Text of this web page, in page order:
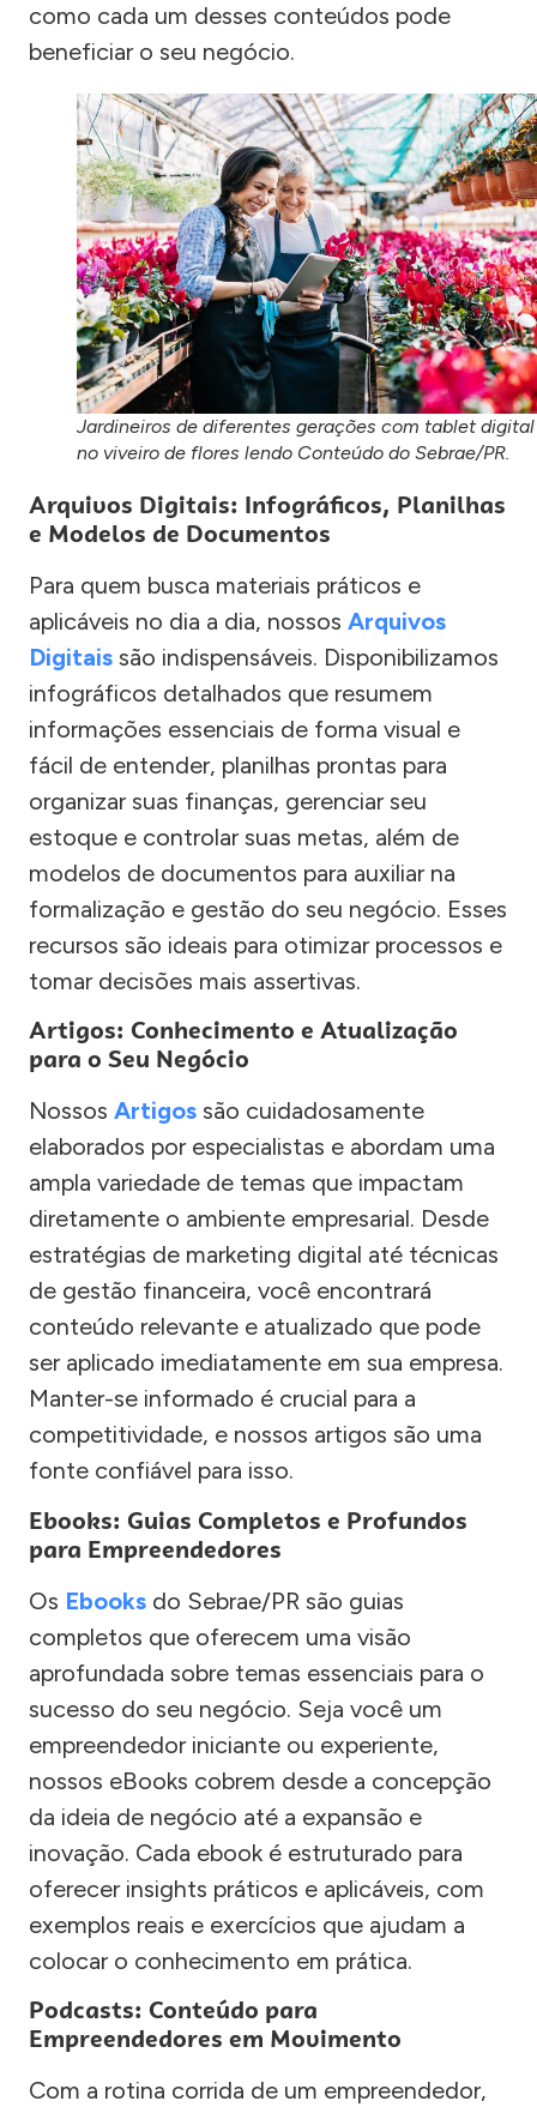
como cada um desses conteúdos pode
beneficiar o seu negócio.
Jardineiros de diferentes gerações com tablet digital
no viveiro de flores lendo Conteúdo do Sebrae/PR.
Arquivos Digitais: Infográficos, Planilhas
e Modelos de Documentos
Para quem busca materiais práticos e
aplicáveis no dia a dia, nossos Arquivos
Digitais são indispensáveis. Disponibilizamos
infográficos detalhados que resumem
informações essenciais de forma visual e
fácil de entender, planilhas prontas para
organizar suas finanças, gerenciar seu
estoque e controlar suas metas, além de
modelos de documentos para auxiliar na
formalização e gestão do seu negócio. Esses
recursos são ideais para otimizar processos e
tomar decisões mais assertivas.
Artigos: Conhecimento e Atualização
para o Seu Negócio
Nossos Artigos são cuidadosamente
elaborados por especialistas e abordam uma
ampla variedade de temas que impactam
diretamente o ambiente empresarial. Desde
estratégias de marketing digital até técnicas
de gestão financeira, você encontrará
conteúdo relevante e atualizado que pode
ser aplicado imediatamente em sua empresa.
Manter-se informado é crucial para a
competitividade, e nossos artigos são uma
fonte confiável para isso.
Ebooks: Guias Completos e Profundos
para Empreendedores
Os Ebooks do Sebrae/PR são guias
completos que oferecem uma visão
aprofundada sobre temas essenciais para o
sucesso do seu negócio. Seja você um
empreendedor iniciante ou experiente,
nossos eBooks cobrem desde a concepção
da ideia de negócio até a expansão e
inovação. Cada ebook é estruturado para
oferecer insights práticos e aplicáveis, com
exemplos reais e exercícios que ajudam a
colocar o conhecimento em prática.
Podcasts: Conteúdo para
Empreendedores em Movimento
Com a rotina corrida de um empreendedor,